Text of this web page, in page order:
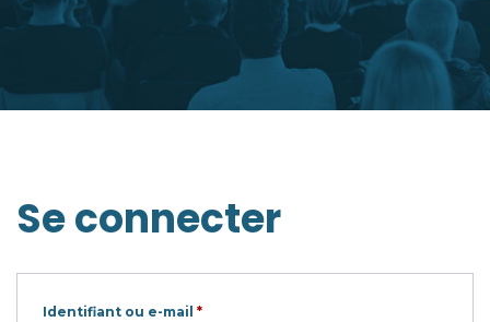
Se connecter
Identifiant ou e-mail *Obligatoire